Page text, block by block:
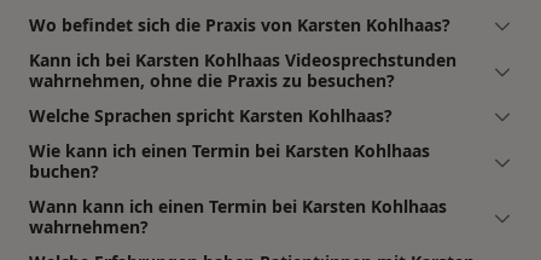
Wo befindet sich die Praxis von Karsten Kohlhaas?
Kann ich bei Karsten Kohlhaas Videosprechstunden
wahrnehmen, ohne die Praxis zu besuchen?
Welche Sprachen spricht Karsten Kohlhaas?
Wie kann ich einen Termin bei Karsten Kohlhaas
buchen?
Wann kann ich einen Termin bei Karsten Kohlhaas
wahrnehmen?